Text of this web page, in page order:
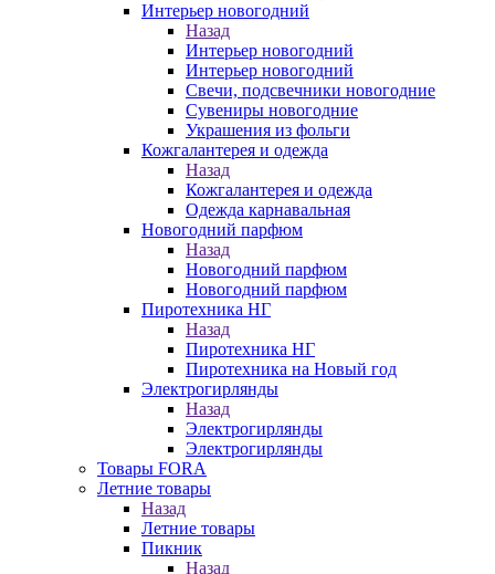
Интерьер новогодний
Назад
Интерьер новогодний
Интерьер новогодний
Свечи, подсвечники новогодние
Сувениры новогодние
Украшения из фольги
Кожгалантерея и одежда
Назад
Кожгалантерея и одежда
Одежда карнавальная
Новогодний парфюм
Назад
Новогодний парфюм
Новогодний парфюм
Пиротехника НГ
Назад
Пиротехника НГ
Пиротехника на Новый год
Электрогирлянды
Назад
Электрогирлянды
Электрогирлянды
Товары FORA
Летние товары
Назад
Летние товары
Пикник
Назад